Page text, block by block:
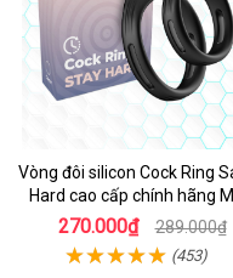
Vòng đôi silicon Cock Ring
Hard cao cấp chính hãng
270.000₫ 289.000₫
(453)